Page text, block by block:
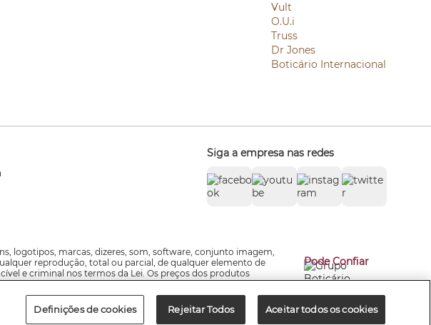
Vult
O.U.i
Truss
Dr Jones
Boticário Internacional
Siga a empresa nas redes
logotipos, marcas, dizeres, som, software, conjunto imagem,
reprodução, total ou parcial, de qualquer elemento de
e criminal nos termos da Lei. Os preços dos produtos
valores ofertados nos e-mails promocionais e valores do site,
89 - Inscrição Estadual: 136.888.049.113
Pode Confiar
Definições de cookies Rejeitar Todos Aceitar todos os cookies